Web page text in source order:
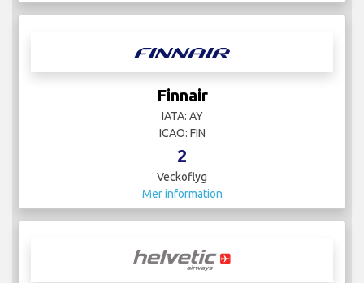
Finnair
IATA: AY
ICAO: FIN
2
Veckoflyg
Mer information